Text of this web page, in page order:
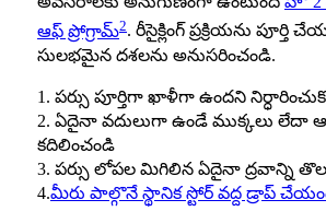
ఆఫ్ ప్రోగ్రామ్2. రీసైక్లింగ్ ప్రక్రియను పూర్తి
సులభమైన దశలను అనుసరించండి.
1. పర్సు పూర్తిగా ఖాళీగా ఉందని
2. ఏదైనా వదులుగా ఉండే ముక్కలు లేదా
కదిలించండి
3. పర్సు లోపల మిగిలిన ఏదైనా ద్రవాన్ని
4.మీరు పాల్గొనే స్థానిక స్టోర్ వద్ద డ్రాప్